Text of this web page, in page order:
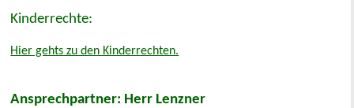
Kinderrechte:
Hier gehts zu den Kinderrechten.
Ansprechpartner: Herr Lenzner